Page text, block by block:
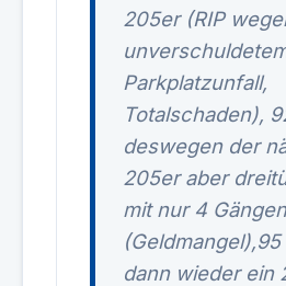
205er (RIP
Parkplatzunfall,
Totalschaden),
deswegen der
205er aber
mit nur 4 Gängen
(Geldmangel),95
dann wieder ein